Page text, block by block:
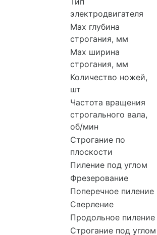
электродвигателя
Max глубина
строгания, мм
Max ширина
строгания, мм
Количество ножей,
шт
Частота вращения
строгального вала,
об/мин
Строгание по
плоскости
Пиление под углом
Фрезерование
Поперечное пиление
Сверление
Продольное пиление
Строгание под углом